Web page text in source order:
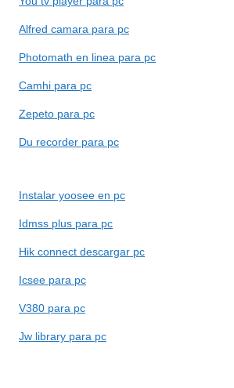
Alfred camara para pc
Photomath en linea para pc
Camhi para pc
Zepeto para pc
Du recorder para pc
Instalar yoosee en pc
Idmss plus para pc
Hik connect descargar pc
Icsee para pc
V380 para pc
Jw library para pc